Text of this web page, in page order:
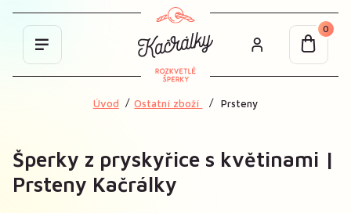
0
Úvod Ostatní zboží Prsteny
Šperky z pryskyřice s květinami |
Prsteny Kačrálky